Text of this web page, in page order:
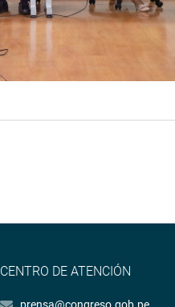
CENTRO DE ATENCIÓN